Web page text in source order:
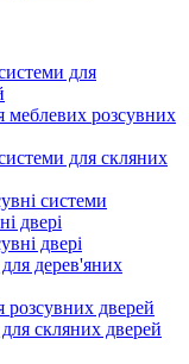
для
меблевих розсувних
для скляних
системи
двері
двері
дерев'яних
розсувних дверей
скляних дверей